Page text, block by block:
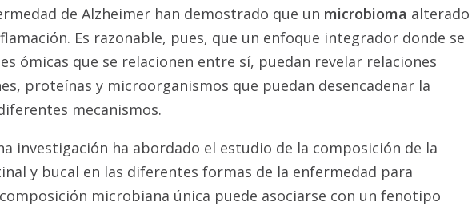
de Alzheimer han demostrado que un microbioma alterado
Es razonable, pues, que un enfoque integrador donde se
ómicas que se relacionen entre sí, puedan revelar relaciones
proteínas y microorganismos que puedan desencadenar la
mecanismos.
investigación ha abordado el estudio de la composición de la
y bucal en las diferentes formas de la enfermedad para
microbiana única puede asociarse con un fenotipo